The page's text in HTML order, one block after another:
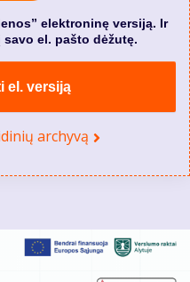
elektroninę versiją. Ir
el. pašto dėžutę.
el. versiją
archyvą